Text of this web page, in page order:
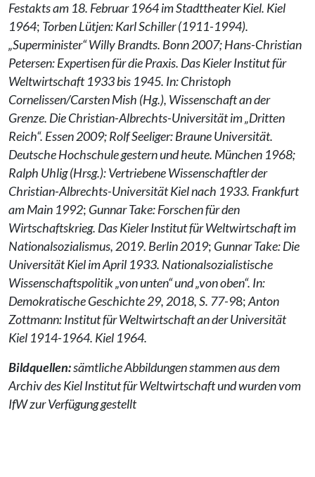
Festakts am 18. Februar 1964 im Stadttheater Kiel. Kiel
1964; Torben Lütjen: Karl Schiller (1911-1994).
„Superminister“ Willy Brandts. Bonn 2007;Hans-Christian
Petersen: Expertisen für die Praxis. Das Kieler Institut für
Weltwirtschaft 1933 bis 1945. In: Christoph
Cornelissen/Carsten Mish (Hg.), Wissenschaft an der
Grenze. Die Christian-Albrechts-Universität im „Dritten
Reich“. Essen 2009;Rolf Seeliger: Braune Universität.
Deutsche Hochschule gestern und heute. München 1968;
Ralph Uhlig (Hrsg.): Vertriebene Wissenschaftler der
Christian-Albrechts-Universität Kiel nach 1933. Frankfurt
am Main 1992; Gunnar Take: Forschen für den
Wirtschaftskrieg. Das Kieler Institut für Weltwirtschaft im
Nationalsozialismus, 2019. Berlin 2019; Gunnar Take: Die
Universität Kiel im April 1933. Nationalsozialistische
Wissenschaftspolitik „von unten“ und „von oben“. In:
Demokratische Geschichte 29, 2018, S. 77-98;Anton
Zottmann: Institut für Weltwirtschaft an der Universität
Kiel 1914-1964. Kiel 1964.
Bildquellen:sämtliche Abbildungen stammen aus dem
Archiv des Kiel Institut für Weltwirtschaft und wurden vom
IfW zur Verfügung gestellt